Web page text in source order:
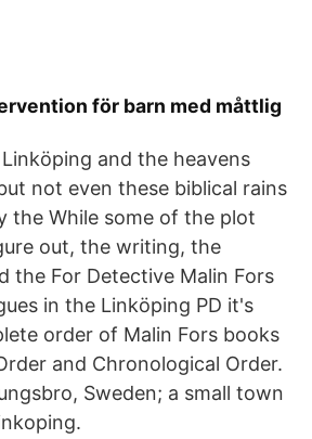
för barn med måttlig
and the heavens
not even these biblical rains
the While some of the plot
out, the writing, the
the For Detective Malin Fors
in the Linköping PD it's
order of Malin Fors books
and Chronological Order.
Sweden; a small town